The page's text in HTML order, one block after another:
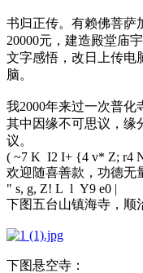
书归正传。有赖佛菩萨
20000元，建造殿堂庙
文字感悟，改日上传电
脑。
我2000年来过一次普化
其中因缘不可思议，缘
议。
( ~7 K I2 I+ {4 v* Z; r4
欢迎随喜善款，功德无
" s, g, Z! L l Y9 e0 |
下图五台山镇海寺，顺
下图悬空寺：